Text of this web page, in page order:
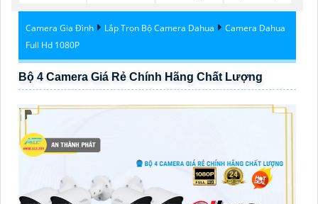
Camera Gia Đình Lắp Trọn Bộ Camera Dahua
Camera Dahua
Full Hd 1080P
Bộ 4 Camera Giá Rẻ Chính Hãng Chất Lượng